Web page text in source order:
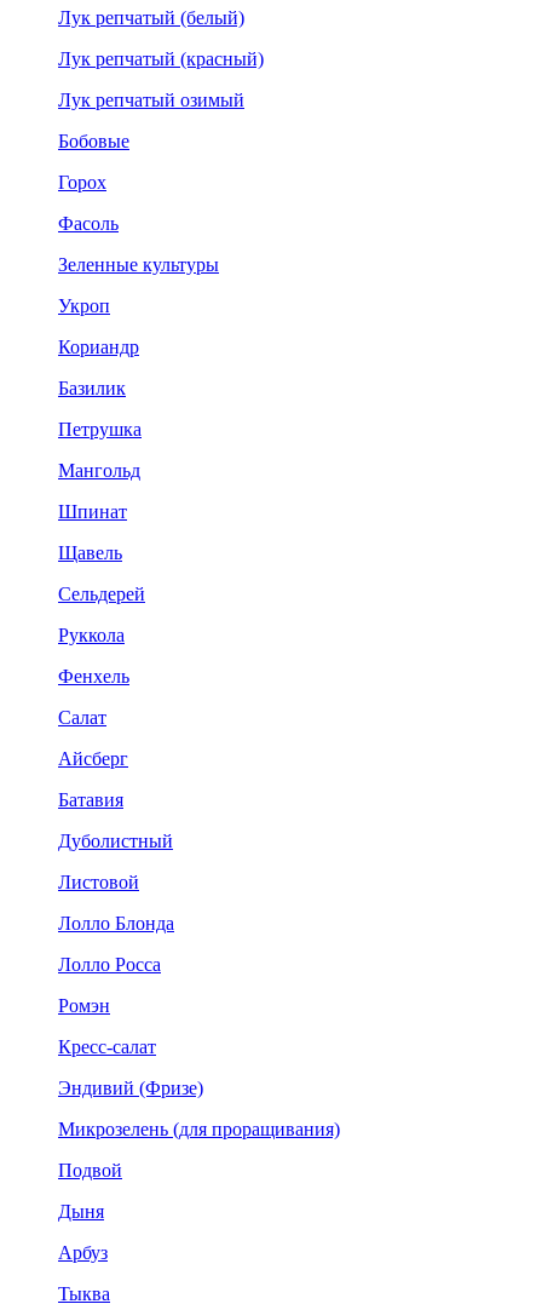
Лук репчатый (белый)
Лук репчатый (красный)
Лук репчатый озимый
Бобовые
Горох
Фасоль
Зеленные культуры
Укроп
Кориандр
Базилик
Петрушка
Мангольд
Шпинат
Щавель
Сельдерей
Руккола
Фенхель
Салат
Айсберг
Батавия
Дуболистный
Листовой
Лолло Блонда
Лолло Росса
Ромэн
Кресс-салат
Эндивий (Фризе)
Микрозелень (для проращивания)
Подвой
Дыня
Арбуз
Тыква